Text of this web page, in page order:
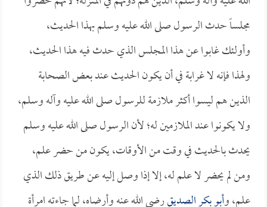
مجلساً حدث الرسول صلى الله عليه وسلم بهذا الحديث،
وأولئك غابوا عن هذا المجلس الذي حدث فيه هذا الحديث،
ولهذا فإنه لا غرابة في أن يكون الحديث عند بعض الصحابة
الذين هم ليسوا أكثر ملازمة للرسول صلى الله عليه وآله وسلم،
ولا يكونوا عند الملازمين له؛ لأن الرسول صلى الله عليه وسلم
يحدث بالحديث في وقت من الأوقات، يكون من حضر علم،
ومن لم يحضر لا علم له، إلا إذا وصل إليه عن طريق ذلك الذي
علم، وأبو بكر الصديقرضي الله عنه وأرضاه، لما جاءته امرأة